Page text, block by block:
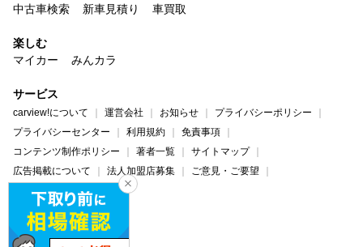
中古車検索
新車見積り 車買取
楽しむ
マイカー
みんカラ
サービス
carview!について 運営会社 お知らせ
プライバシーポリシー
プライバシーセンター
利用規約
免責事項
コンテンツ制作ポリシー
著者一覧
サイトマップ
広告掲載について
法人加盟店募集
ご意見・ご要望
ヘルプ・お問い合わせ
carview! Yahoo! JAPAN